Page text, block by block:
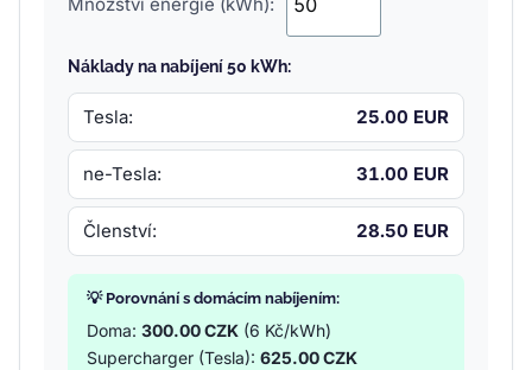
Náklady na nabíjení 50 kWh:
Tesla: 25.00 EUR
ne-Tesla: 31.00 EUR
Členství: 28.50 EUR
💡 Porovnání s domácím nabíjením:
Doma: 300.00 CZK (6 Kč/kWh)
Supercharger (Tesla): 625.00 CZK